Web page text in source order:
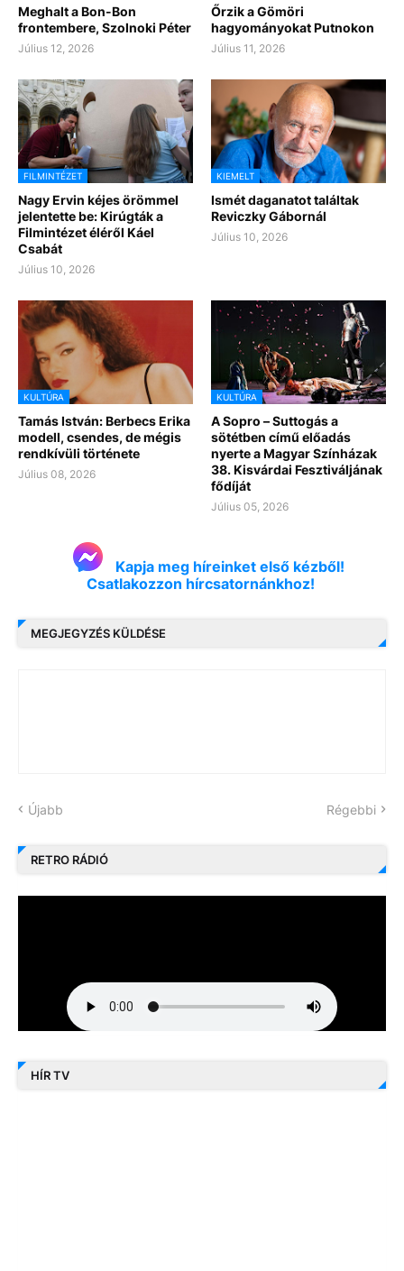
Meghalt a Bon-Bon
frontembere, Szolnoki Péter
Július 12, 2026
Őrzik a Gömöri
hagyományokat Putnokon
Július 11, 2026
FILMINTÉZET
Nagy Ervin kéjes örömmel
jelentette be: Kirúgták a
Filmintézet éléről Káel
Csabát
Július 10, 2026
KIEMELT
Ismét daganatot találtak
Reviczky Gábornál
Július 10, 2026
KULTÚRA
Tamás István: Berbecs Erika
modell, csendes, de mégis
rendkívüli története
Július 08, 2026
KULTÚRA
A Sopro – Suttogás a
sötétben című előadás
nyerte a Magyar Színházak
38. Kisvárdai Fesztiváljának
fődíját
Július 05, 2026
Kapja meg híreinket első kézből!
Csatlakozzon hírcsatornánkhoz!
MEGJEGYZÉS KÜLDÉSE
Újabb Régebbi
RETRO RÁDIÓ
HÍR TV